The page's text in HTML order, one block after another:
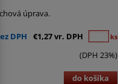
úprava.
DPH €1,27 vr. DPH ks
(DPH 23%)
do košíka